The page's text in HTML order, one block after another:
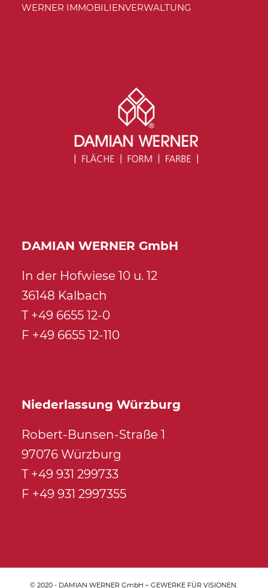
WERNER IMMOBILIENVERWALTUNG
DAMIAN WERNER GmbH
In der Hofwiese 10 u. 12
36148 Kalbach
T +49 6655 12-0
F +49 6655 12-110
Niederlassung Würzburg
Robert-Bunsen-Straße 1
97076 Würzburg
T +49 931 299733
F +49 931 2997355
© 2020 - DAMIAN WERNER GmbH – GEWERKE FÜR VISIONEN.